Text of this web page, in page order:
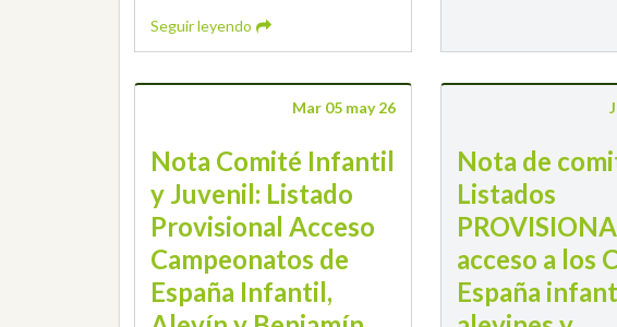
Seguir leyendo
Mar 05 may 26
Nota Comité Infantil
y Juvenil: Listado
Provisional Acceso
Campeonatos de
España Infantil,
Nota de
Listados
acceso a los
España